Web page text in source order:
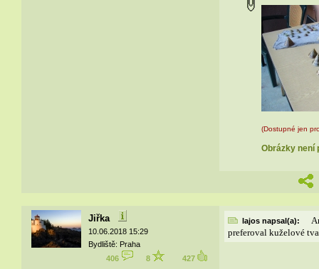
(Dostupné jen
Obrázky není
Jiřka
10.06.2018 15:29
Bydliště: Praha
406
8 427
lajos napsal(a):
preferoval kuželové